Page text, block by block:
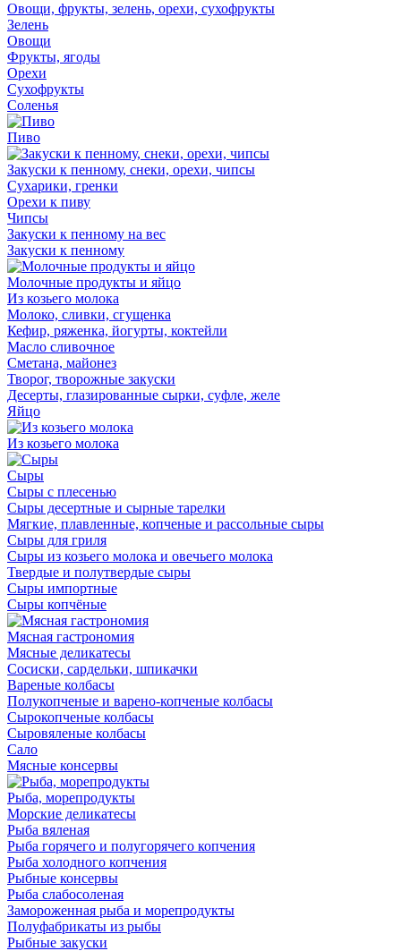
Овощи, фрукты, зелень, орехи, сухофрукты
Зелень
Овощи
Фрукты, ягоды
Орехи
Сухофрукты
Соленья
Пиво
Закуски к пенному, снеки, орехи, чипсы
Сухарики, гренки
Орехи к пиву
Чипсы
Закуски к пенному на вес
Закуски к пенному
Молочные продукты и яйцо
Из козьего молока
Молоко, сливки, сгущенка
Кефир, ряженка, йогурты, коктейли
Масло сливочное
Сметана, майонез
Творог, творожные закуски
Десерты, глазированные сырки, суфле, желе
Яйцо
Из козьего молока
Сыры
Сыры с плесенью
Сыры десертные и сырные тарелки
Мягкие, плавленные, копченые и рассольные сыры
Сыры для гриля
Сыры из козьего молока и овечьего молока
Твердые и полутвердые сыры
Сыры импортные
Сыры копчёные
Мясная гастрономия
Мясные деликатесы
Сосиски, сардельки, шпикачки
Вареные колбасы
Полукопченые и варено-копченые колбасы
Сырокопченые колбасы
Сыровяленые колбасы
Сало
Мясные консервы
Рыба, морепродукты
Морские деликатесы
Рыба вяленая
Рыба горячего и полугорячего копчения
Рыба холодного копчения
Рыбные консервы
Рыба слабосоленая
Замороженная рыба и морепродукты
Полуфабрикаты из рыбы
Рыбные закуски